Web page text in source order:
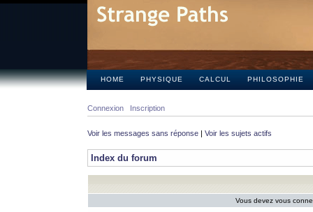
HOME PHYSIQUE CALCUL PHILOSOPHIE
Connexion Inscription
Voir les messages sans réponse | Voir les sujets actifs
Index du forum
Vous devez vous